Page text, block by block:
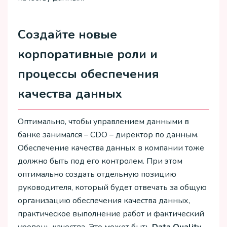
Создайте новые
корпоративные роли и
процессы обеспечения
качества данных
Оптимально, чтобы управлением данными в
банке занимался – CDO – директор по данным.
Обеспечение качества данных в компании тоже
должно быть под его контролем. При этом
оптимально создать отдельную позицию
руководителя, который будет отвечать за общую
организацию обеспечения качества данных,
практическое выполнение работ и фактический